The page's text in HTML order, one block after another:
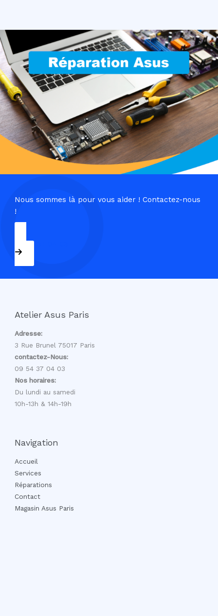
Nous sommes là pour vous aider ! Contactez-nous
!
09 54 37 04 03
Atelier Asus Paris
Adresse:
3 Rue Brunel 75017 Paris
contactez-Nous:
09 54 37 04 03
Nos horaires:
Du lundi au samedi
10h-13h & 14h-19h
Navigation
Accueil
Services
Réparations
Contact
Magasin Asus Paris